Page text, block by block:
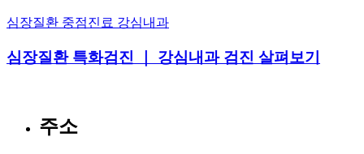
심장질환 중점진료 강심내과
심장질환 특화검진 ｜ 강심내과 검진 살펴보기
주소